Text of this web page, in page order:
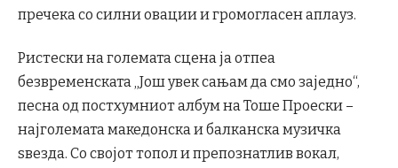
пречека со силни овации и громогласен аплауз.
Ристески на големата сцена ја отпеа
безвременската „Још увек сањам да смо заједно“,
песна од постхумниот албум на Тоше Проески –
најголемата македонска и балканска музичка
ѕвезда. Со својот топол и препознатлив вокал,